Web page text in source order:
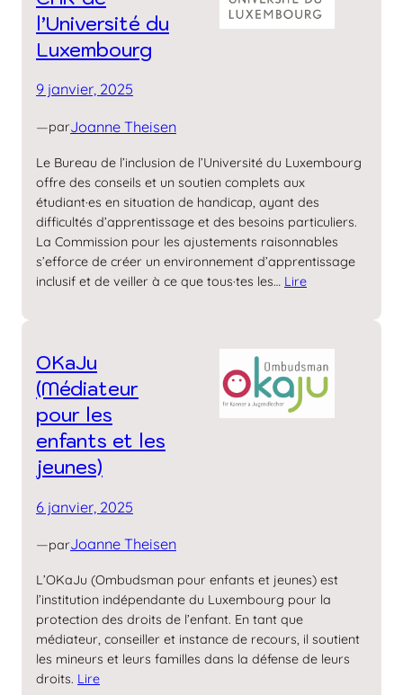
l’Université du
Luxembourg
9 janvier, 2025
—parJoanne Theisen
Le Bureau de l’inclusion de l’Université du Luxembourg
offre des conseils et un soutien complets aux
étudiant·es en situation de handicap, ayant des
difficultés d’apprentissage et des besoins particuliers.
La Commission pour les ajustements raisonnables
s’efforce de créer un environnement d’apprentissage
inclusif et de veiller à ce que tous·tes les… Lire
OKaJu
(Médiateur
pour les
enfants et les
jeunes)
6 janvier, 2025
—parJoanne Theisen
L’OKaJu (Ombudsman pour enfants et jeunes) est
l’institution indépendante du Luxembourg pour la
protection des droits de l’enfant. En tant que
médiateur, conseiller et instance de recours, il soutient
les mineurs et leurs familles dans la défense de leurs
droits. Lire